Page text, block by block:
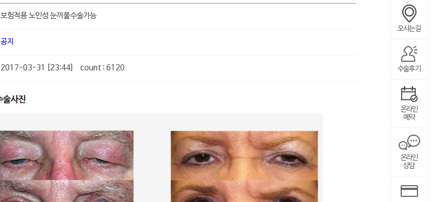
오시는길
수술후기
온라인
예약
온라인
상담
보험적용 노인성 눈꺼풀수술가능
공지
2017-03-31 [23:44] count : 6120